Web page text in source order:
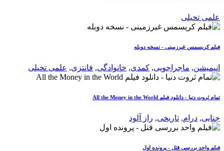
علمی تخیلی
فیلم کریسمس غیرزمینی - نسخه دوبله
انیمیشن, ماجراجویی, کمدی, خانوادگی, فانتزی, علمی تخیلی
تمام ثروت دنیا - دانلود فیلم All the Money in the World
جنایی, درام, تاریخی, راز آلود
فیلم واحد بررسی قتل - پرونده اول